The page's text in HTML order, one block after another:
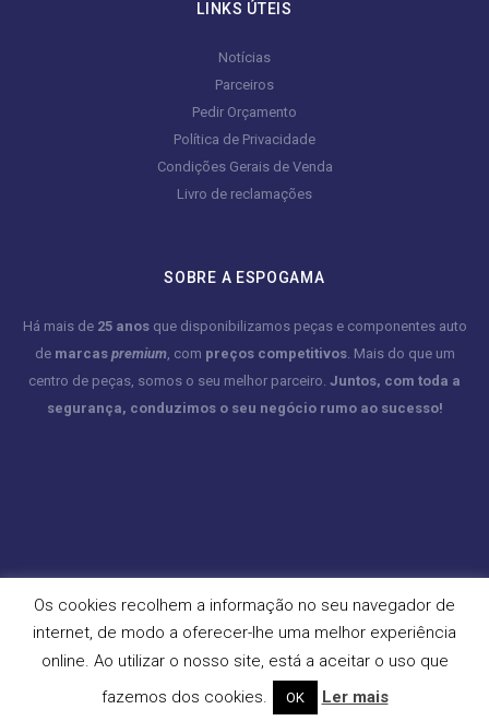
LINKS ÚTEIS
Notícias
Parceiros
Pedir Orçamento
Política de Privacidade
Condições Gerais de Venda
Livro de reclamações
SOBRE A ESPOGAMA
Há mais de 25 anosque disponibilizamos peças e componentes auto
de marcas premium, com preços competitivos. Mais do que um
centro de peças, somos o seu melhor parceiro. Juntos, com toda a
segurança, conduzimos o seu negócio rumo ao sucesso!
Os cookies recolhem a informação no seu navegador de
internet, de modo a oferecer-lhe uma melhor experiência
online. Ao utilizar o nosso site, está a aceitar o uso que
fazemos dos cookies.
OK Ler mais